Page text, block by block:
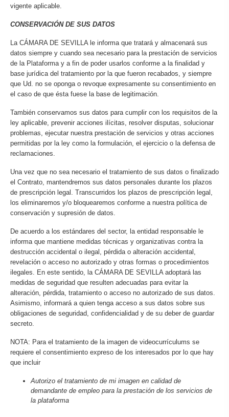
vigente aplicable.
CONSERVACIÓN DE SUS DATOS
La CÁMARA DE SEVILLA le informa que tratará y almacenará sus
datos siempre y cuando sea necesario para la prestación de servicios
de la Plataforma y a fin de poder usarlos conforme a la finalidad y
base jurídica del tratamiento por la que fueron recabados, y siempre
que Ud. no se oponga o revoque expresamente su consentimiento en
el caso de que ésta fuese la base de legitimación.
También conservamos sus datos para cumplir con los requisitos de la
ley aplicable, prevenir acciones ilícitas, resolver disputas, solucionar
problemas, ejecutar nuestra prestación de servicios y otras acciones
permitidas por la ley como la formulación, el ejercicio o la defensa de
reclamaciones.
Una vez que no sea necesario el tratamiento de sus datos o finalizado
el Contrato, mantendremos sus datos personales durante los plazos
de prescripción legal. Transcurridos los plazos de prescripción legal,
los eliminaremos y/o bloquearemos conforme a nuestra política de
conservación y supresión de datos.
De acuerdo a los estándares del sector, la entidad responsable le
informa que mantiene medidas técnicas y organizativas contra la
destrucción accidental o ilegal, pérdida o alteración accidental,
revelación o acceso no autorizado y otras formas o procedimientos
ilegales. En este sentido, la CÁMARA DE SEVILLA adoptará las
medidas de seguridad que resulten adecuadas para evitar la
alteración, pérdida, tratamiento o acceso no autorizado de sus datos.
Asimismo, informará a quien tenga acceso a sus datos sobre sus
obligaciones de seguridad, confidencialidad y de su deber de guardar
secreto.
NOTA: Para el tratamiento de la imagen de videocurrículums se
requiere el consentimiento expreso de los interesados por lo que hay
que incluir
Autorizo el tratamiento de mi imagen en calidad de
demandante de empleo para la prestación de los servicios de
la plataforma